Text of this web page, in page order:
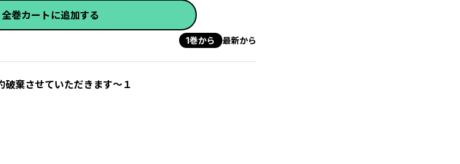
全巻カートに追加する
1巻から 最新から
棄させていただきます～１